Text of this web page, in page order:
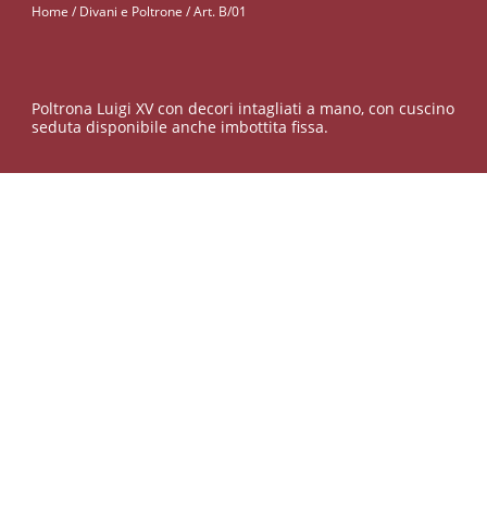
Home / Divani e Poltrone / Art. B/01
Poltrona Luigi XV con decori intagliati a mano, con cuscino
seduta disponibile anche imbottita fissa.